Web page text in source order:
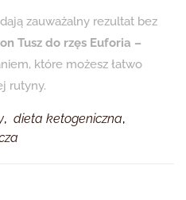
zauważalny rezultat bez
Tusz do rzęs Euforia –
które możesz łatwo
rutyny.
, dieta ketogeniczna,